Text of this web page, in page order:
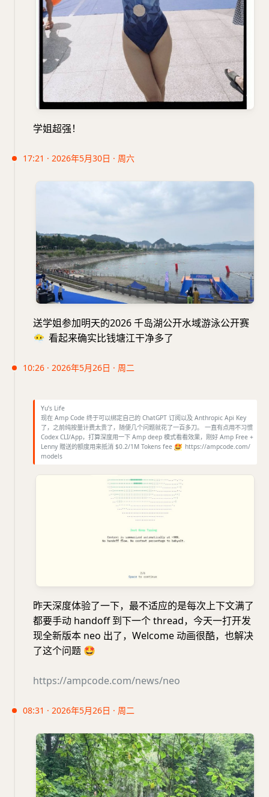
学姐超强！
17:21 · 2026年5月30日 · 周六
送学姐参加明天的2026 千岛湖公开水域游泳公开赛
😶‍🌫️ 看起来确实比钱塘江干净多了
10:26 · 2026年5月26日 · 周二
Yu’s Life
现在 Amp Code 终于可以绑定自己的 ChatGPT 订阅以及 Anthropic Api Key
了，之前纯按量计费太贵了，随便几个问题就花了一百多刀。 一直有点用不习惯
Codex CLI/App，打算深度用一下 Amp deep 模式看看效果，刚好 Amp Free +
Lenny 赠送的额度用来抵消 $0.2/1M Tokens fee 🤩 https://ampcode.com/
models
昨天深度体验了一下，最不适应的是每次上下文满了
都要手动 handoff 到下一个 thread，今天一打开发
现全新版本 neo 出了，Welcome 动画很酷，也解决
了这个问题 🤩
https://ampcode.com/news/neo
08:31 · 2026年5月26日 · 周二